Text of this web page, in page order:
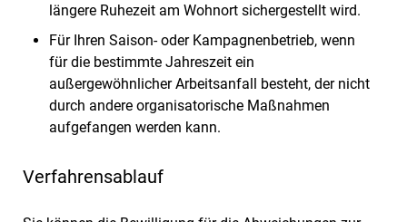
längere Ruhezeit am Wohnort sichergestellt wird.
Für Ihren Saison- oder Kampagnenbetrieb, wenn
für die bestimmte Jahreszeit ein
außergewöhnlicher Arbeitsanfall besteht, der nicht
durch andere organisatorische Maßnahmen
aufgefangen werden kann.
Verfahrensablauf